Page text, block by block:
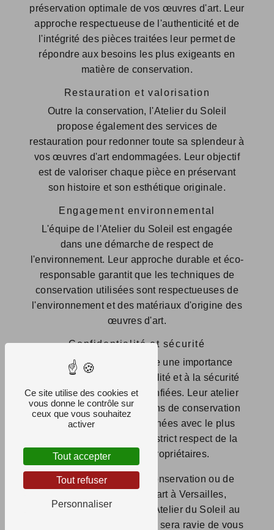
préservation optimale de vos œuvres d'art. Leur
approche respectueuse de l'authenticité et de
l'intégrité des pièces traitées leur permet de
répondre aux besoins les plus exigeants en
matière de conservation.
Restauration et valorisation
Outre la conservation, l'Atelier du Soleil
propose également des services de
restauration pour redonner toute sa splendeur à
vos œuvres d'art endommagées. Leur objectif
est de valoriser chaque pièce en préservant
son histoire et son esthétique originale.
Engagement environnemental
L'équipe de l'Atelier du Soleil est engagée
dans une démarche de respect de
l'environnement. Leur approche durable et éco-
responsable garantit que les techniques de
conservation utilisées sont respectueuses de
l'environnement et des matériaux d'origine des
œuvres d'art.
Confidentialité et sécurité
L'Atelier du Soleil accorde une importance
particulière à la confidentialité et à la sécurité
des œuvres qui lui sont confiées. Leur atelier
est sécurisé et les opérations de conservation
et de restauration sont menées avec le plus
grand soin et dans le plus strict respect de la
confidentialité des propriétaires.
Pour toute demande de conservation ou de
restauration d'œuvres d'art à Versailles,
n'hésitez pas à contacter l'Atelier du Soleil au
01 39 24 03 82. Leur équipe sera ravie de vous
Ce site utilise des cookies et
vous donne le contrôle sur
ceux que vous souhaitez
activer
Tout accepter
Tout refuser
Personnaliser